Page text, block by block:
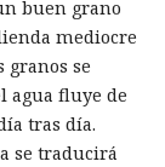
buen grano
mediocre
se
agua fluye de
tras día.
se traducirá